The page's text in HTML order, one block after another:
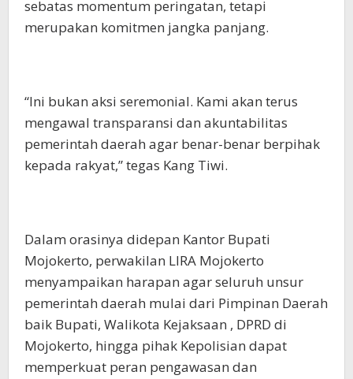
sebatas momentum peringatan, tetapi
merupakan komitmen jangka panjang.
“Ini bukan aksi seremonial. Kami akan terus
mengawal transparansi dan akuntabilitas
pemerintah daerah agar benar-benar berpihak
kepada rakyat,” tegas Kang Tiwi.
Dalam orasinya didepan Kantor Bupati
Mojokerto, perwakilan LIRA Mojokerto
menyampaikan harapan agar seluruh unsur
pemerintah daerah mulai dari Pimpinan Daerah
baik Bupati, Walikota Kejaksaan , DPRD di
Mojokerto, hingga pihak Kepolisian dapat
memperkuat peran pengawasan dan